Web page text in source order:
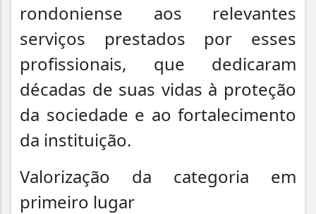
rondoniense aos relevantes
serviços prestados por esses
profissionais, que dedicaram
décadas de suas vidas à proteção
da sociedade e ao fortalecimento
da instituição.
Valorização da categoria em
primeiro lugar